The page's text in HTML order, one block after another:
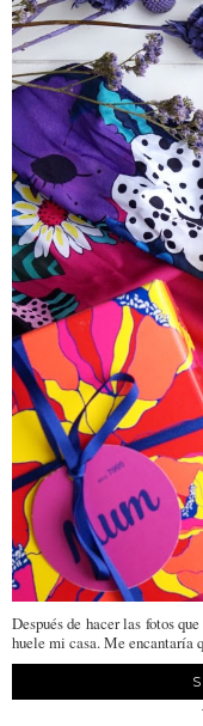
Después de hacer las fotos
huele mi casa. Me encantaría